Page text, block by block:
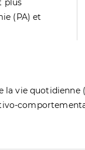
plus
(PA) et
la vie quotidienne